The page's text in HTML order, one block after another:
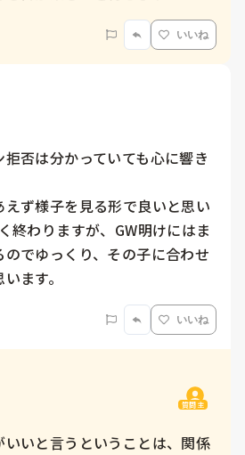
いいね
否は分かっていても心に響き
ず様子を見る形で良いと思い
終わりますが、GW明けにはま
でゆっくり、その子に合わせ
ます。
いいね
質問主
いと言うということは、関係